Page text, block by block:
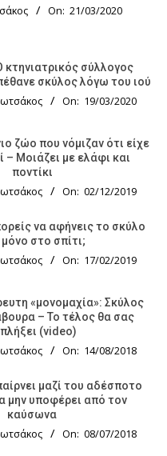
On: 21/03/2020
κτηνιατρικός σύλλογος
σκύλος λόγω του ιού
On: 19/03/2020
ζώο που νόμιζαν ότι είχε
– Μοιάζει με ελάφι και
ποντίκι
On: 02/12/2019
να αφήνεις το σκύλο
στο σπίτι;
On: 17/02/2019
«μονομαχία»: Σκύλος
– Το τέλος θα σας
(video)
On: 14/08/2018
μαζί του αδέσποτο
μην υποφέρει από τον
καύσωνα
On: 08/07/2018